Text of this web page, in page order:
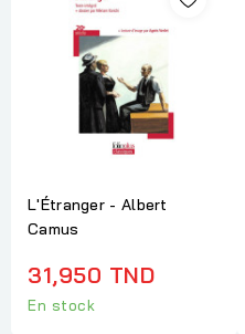
L'Étranger - Albert
Camus
31,950 TND
En stock